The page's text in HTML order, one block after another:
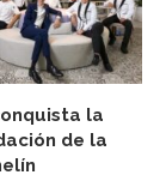
la
de la